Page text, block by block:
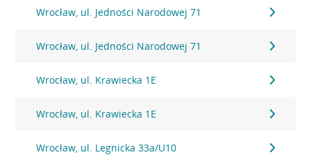
Wrocław, ul. Jedności Narodowej 71
Wrocław, ul. Jedności Narodowej 71
Wrocław, ul. Krawiecka 1E
Wrocław, ul. Krawiecka 1E
Wrocław, ul. Legnicka 33a/U10